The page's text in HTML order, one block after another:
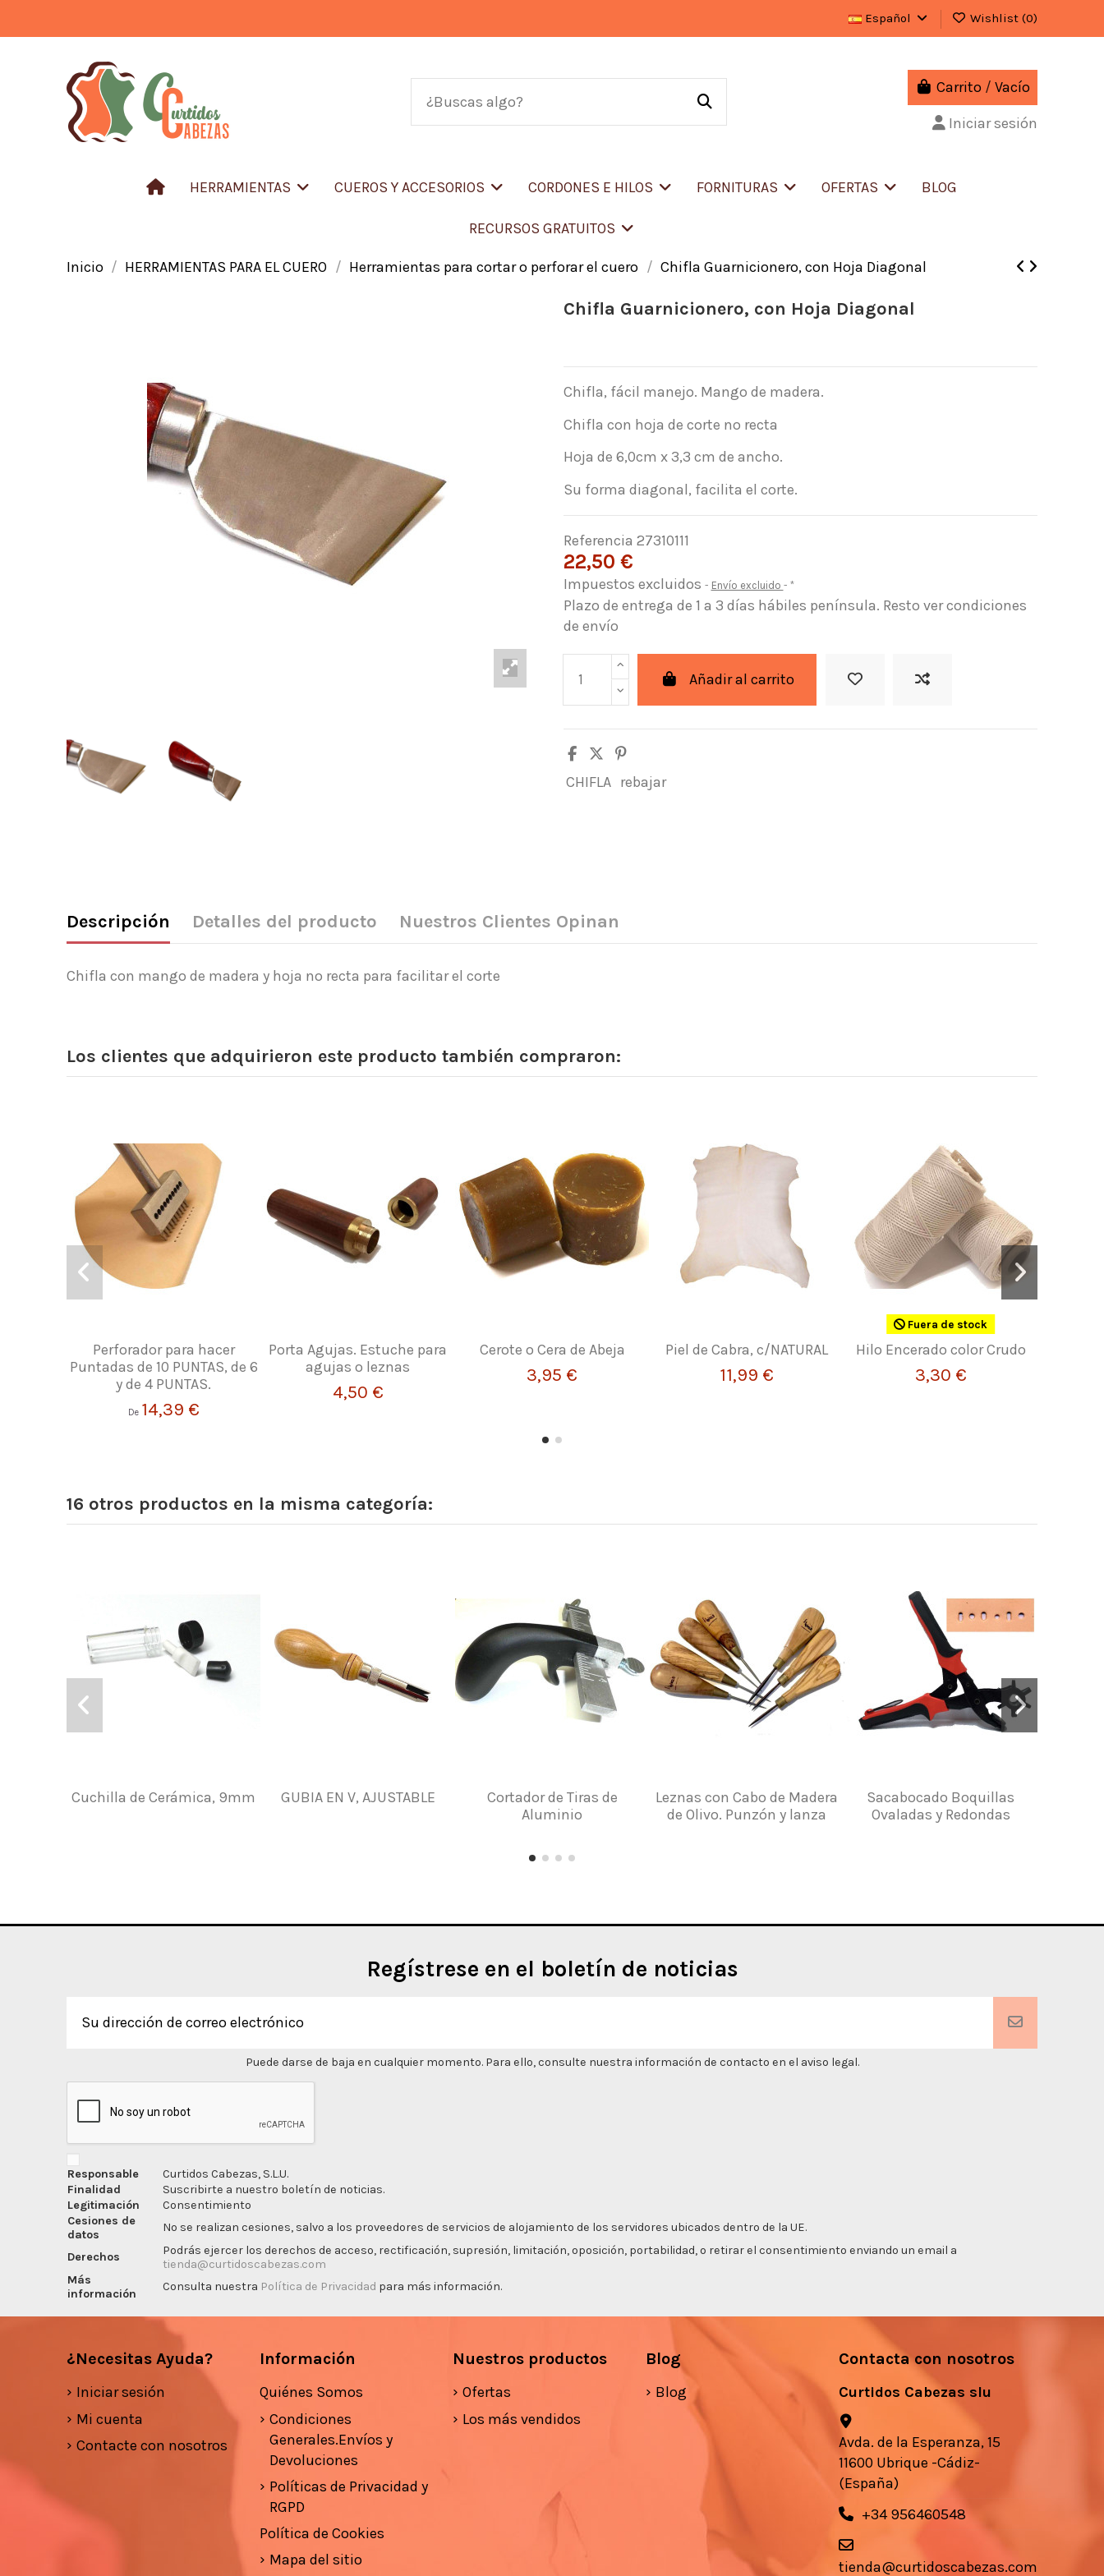
Español Wishlist (0)
Carrito /Vacío
Iniciar sesión
HERRAMIENTAS CUEROS Y ACCESORIOS CORDONES E HILOS FORNITURAS OFERTAS BLOG
RECURSOS GRATUITOS
Inicio HERRAMIENTAS PARA EL CUERO Herramientas para cortar o perforar el cuero Chifla Guarnicionero, con Hoja Diagonal
Chifla Guarnicionero, con Hoja Diagonal
Chifla, fácil manejo. Mango de madera.
Chifla con hoja de corte no recta
Hoja de 6,0cm x 3,3 cm de ancho.
Su forma diagonal, facilita el corte.
Referencia 27310111
22,50 €
Impuestos excluidos Envío excluido *
Plazo de entrega de 1 a 3 días hábiles península. Resto ver condiciones
de envío
Añadir al carrito
CHIFLA rebajar
Descripción Detalles del producto Nuestros Clientes Opinan
Chifla con mango de madera y hoja no recta para facilitar el corte
Los clientes que adquirieron este producto también compraron:
Perforador para hacer
Puntadas de 10 PUNTAS, de 6
y de 4 PUNTAS.
De 14,39 €
Porta Agujas. Estuche para
agujas o leznas
4,50 €
Cerote o Cera de Abeja
3,95 €
Piel de Cabra, c/NATURAL
11,99 €
Fuera de stock
Hilo Encerado color Crudo
3,30 €
16 otros productos en la misma categoría:
Cuchilla de Cerámica, 9mm GUBIA EN V, AJUSTABLE
Cortador de Tiras de
Aluminio
Leznas con Cabo de Madera
de Olivo. Punzón y lanza
Sacabocado Boquillas
Ovaladas y Redondas
Regístrese en el boletín de noticias
Puede darse de baja en cualquier momento. Para ello, consulte nuestra información de contacto en el aviso legal.
Responsable
Curtidos Cabezas, S.L.U.
Finalidad
Suscribirte a nuestro boletín de noticias.
Legitimación
Consentimiento
Cesiones de
datos
No se realizan cesiones, salvo a los proveedores de servicios de alojamiento de los servidores ubicados dentro de la UE.
Derechos
Podrás ejercer los derechos de acceso, rectificación, supresión, limitación, oposición, portabilidad, o retirar el consentimiento enviando un email a
tienda@curtidoscabezas.com
Más
información
Consulta nuestra Política de Privacidad para más información.
¿Necesitas Ayuda?
Iniciar sesión
Mi cuenta
Contacte con nosotros
Información
Quiénes Somos
Condiciones
Generales.Envíos y
Devoluciones
Políticas de Privacidad y
RGPD
Política de Cookies
Mapa del sitio
Nuestros productos
Ofertas
Los más vendidos
Blog
Blog
Contacta con nosotros
Curtidos Cabezas slu
Avda. de la Esperanza, 15
11600 Ubrique -Cádiz-
(España)
+34 956460548
tienda@curtidoscabezas.com